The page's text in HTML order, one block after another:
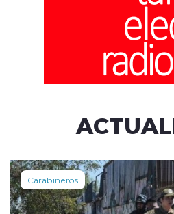
Carabineros